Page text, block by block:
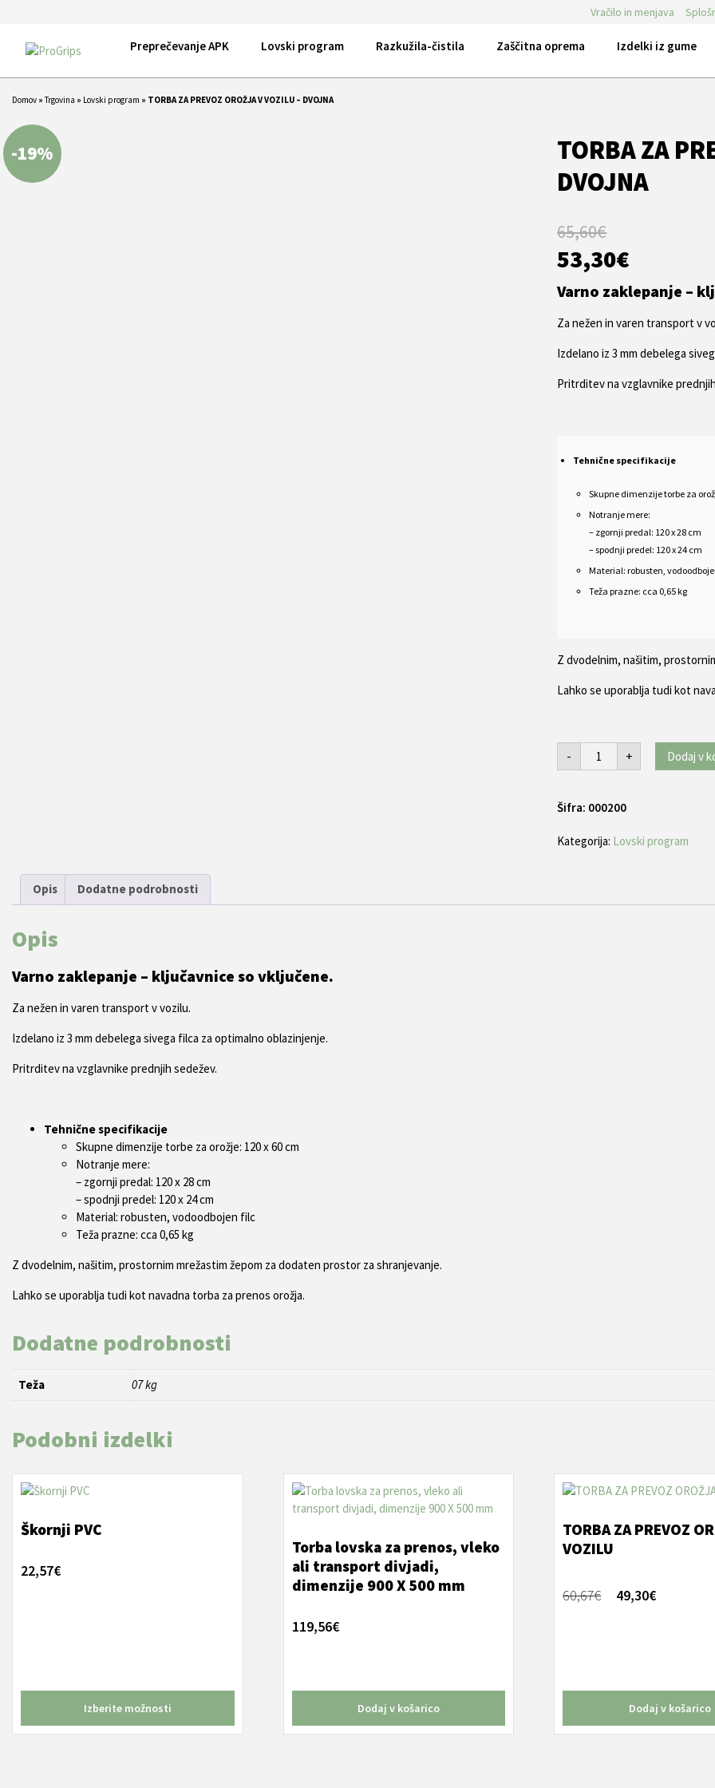
Vračilo in menjava
Preprečevanje APK Lovski program Razkužila-čistila Zaščitna oprema Izdelki iz gume
Domov »Trgovina » Lovski program » TORBA ZA PREVOZ OROŽJA V VOZILU – DVOJNA
-19%
TORBA ZA
DVOJNA
65,60€
Izvirna
cena
je
65,60€.
53,30€Trenutna
cena
je:
Varno zaklepanje –
Za nežen in varen transport v
Izdelano iz 3 mm debelega
Pritrditev na vzglavnike
Tehnične specifikacije
Skupne dimenzije torbe za
Notranje mere:
– zgornji predal: 120 x 28 cm
– spodnji predel: 120 x 24 cm
Material: robusten,
Teža prazne: cca 0,65 kg
Z dvodelnim, našitim,
Lahko se uporablja tudi kot
-
TORBA
PREVOZ
VOZILU
količina
+ Dodaj v
Šifra: 000200
Kategorija: Lovski program
Opis Dodatne podrobnosti
Opis
Varno zaklepanje – ključavnice so vključene.
Za nežen in varen transport v vozilu.
Izdelano iz 3 mm debelega sivega filca za optimalno oblazinjenje.
Pritrditev na vzglavnike prednjih sedežev.
Tehnične specifikacije
Skupne dimenzije torbe za orožje: 120 x 60 cm
Notranje mere:
– zgornji predal: 120 x 28 cm
– spodnji predel: 120 x 24 cm
Material: robusten, vodoodbojen filc
Teža prazne: cca 0,65 kg
Z dvodelnim, našitim, prostornim mrežastim žepom za dodaten prostor za shranjevanje.
Lahko se uporablja tudi kot navadna torba za prenos orožja.
Dodatne podrobnosti
Teža 07 kg
Podobni izdelki
Škornji PVC
22,57€
Izberite možnosti
Ta
ima
Možnosti
Torba lovska za prenos, vleko
ali transport divjadi,
dimenzije 900 X 500 mm
119,56€
Dodaj v košarico
TORBA ZA PREVOZ
VOZILU
60,67€
Izvirna
cena
49,30€Trenutna
cena
Dodaj v košarico